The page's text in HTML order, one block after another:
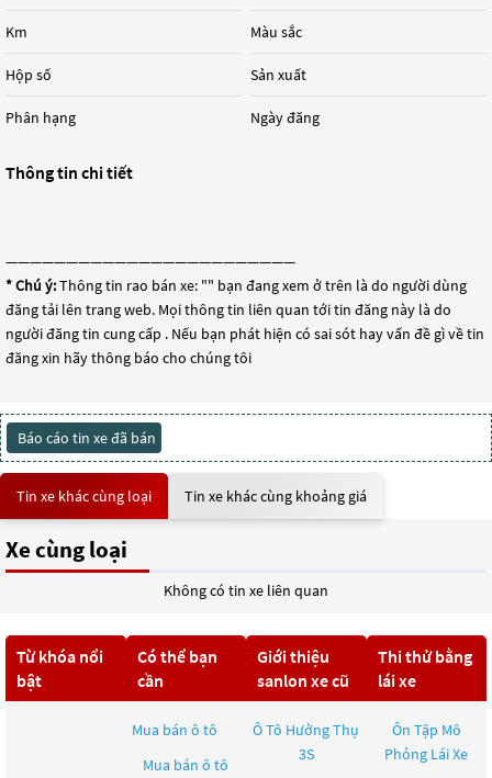
Km
Hộp số
Phân hạng
Màu sắc
Sản xuất
Ngày đăng
Thông tin chi tiết
————————————————————————
* Chú ý:Thông tin rao bán xe: "" bạn đang xem ở trên là do người dùng
đăng tải lên trang web. Mọi thông tin liên quan tới tin đăng này là do
người đăng tin cung cấp . Nếu bạn phát hiện có sai sót hay vấn đề gì về tin
đăng xin hãy thông báo cho chúng tôi
Báo cáo tin xe đã bán
Tin xe khác cùng loại Tin xe khác cùng khoảng giá
Xe cùng loại
Không có tin xe liên quan
Từ khóa nổi
bật
Có thể bạn
cần
Mua bán ô tô
Mua bán ô tô
Giới thiệu
sanlon xe cũ
Ô Tô Hưởng Thụ
3S
Thi thử bằng
lái xe
Ôn Tập Mô
Phỏng Lái Xe